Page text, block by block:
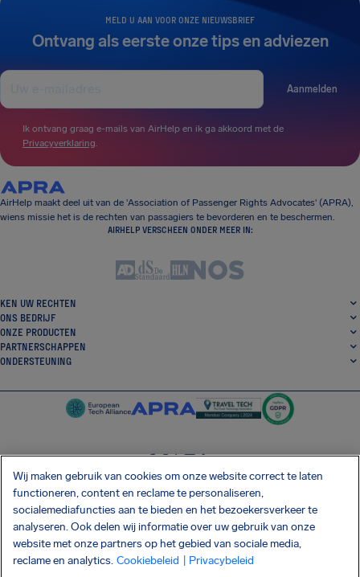
MELD U AAN VOOR ONZE NIEUWSBRIEF
Ontvang als eerste onze tips en adviezen
Aanmelden
Ik ontvang graag e-mails van AirHelp en ik ga akkoord met de
Privacyverklaring.
AirHelp maakt deel uit van de 'Association of Passenger Rights Advocates' (APRA),
wiens missie het is de rechten van passagiers te bevorderen en te beschermen.
AIRHELP VERSCHEEN ONDER MEER IN:
KEN UW RECHTEN
ONS BEDRIJF
ONZE PRODUCTEN
PARTNERSCHAPPEN
ONDERSTEUNING
SocialFacebook
SocialTwitter
SocialInstagram
SocialLinkedin
DOWNLOAD ONZE GRATIS APP
Wij maken gebruik van cookies om onze website correct te laten
functioneren, content en reclame te personaliseren,
socialemediafuncties aan te bieden en het bezoekersverkeer te
analyseren. Ook delen wij informatie over uw gebruik van onze
website met onze partners op het gebied van sociale media,
reclame en analytics. Cookiebeleid | Privacybeleid